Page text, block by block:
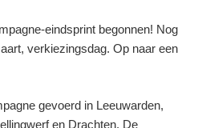
eindsprint begonnen! Nog
verkiezingsdag. Op naar een
gevoerd in Leeuwarden,
en Drachten. De